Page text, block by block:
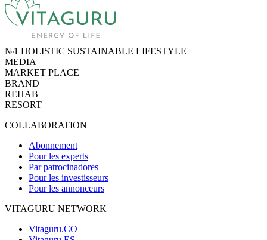
№1 HOLISTIC SUSTAINABLE LIFESTYLE
MEDIA
MARKET PLACE
BRAND
REHAB
RESORT
COLLABORATION
Abonnement
Pour les experts
Par patrocinadores
Pour les investisseurs
Pour les annonceurs
VITAGURU NETWORK
Vitaguru.CO